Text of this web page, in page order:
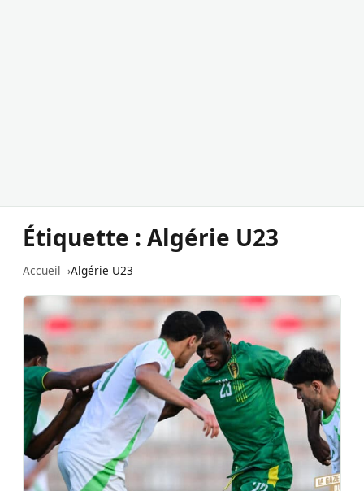
Étiquette : Algérie U23
Accueil Algérie U23